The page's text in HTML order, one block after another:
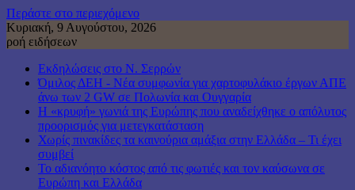
Περάστε στο περιεχόμενο
Κυριακή, 9 Αυγούστου, 2026
ροή ειδήσεων
Εκδηλώσεις στο Ν. Σερρών
Όμιλος ΔΕΗ - Νέα συμφωνία για χαρτοφυλάκιο έργων ΑΠΕ
άνω των 2 GW σε Πολωνία και Ουγγαρία
Η «κρυφή» γωνιά της Ευρώπης που αναδείχθηκε ο απόλυτος
προορισμός για μετεγκατάσταση
Χωρίς πινακίδες τα καινούρια αμάξια στην Ελλάδα – Τι έχει
συμβεί
Το αδιανόητο κόστος από τις φωτιές και τον καύσωνα σε
Ευρώπη και Ελλάδα